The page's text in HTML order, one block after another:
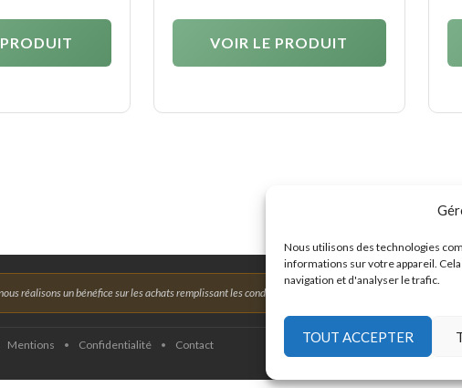
Nous utilisons des technologies
informations sur votre appareil.
navigation et d'analyser le trafic.
TOUT ACCEPTER
VOIR LE PRODUIT
réalisons un bénéfice sur les achats remplissant les conditions requises.
Mentions • Confidentialité • Contact